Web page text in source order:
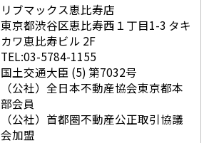
リブマックス恵比寿店
東京都渋谷区恵比寿西１丁目1-3 タキ
カワ恵比寿ビル 2F
TEL:03-5784-1155
国土交通大臣 (5) 第7032号
（公社）全日本不動産協会東京都本
部会員
（公社）首都圏不動産公正取引協議
会加盟